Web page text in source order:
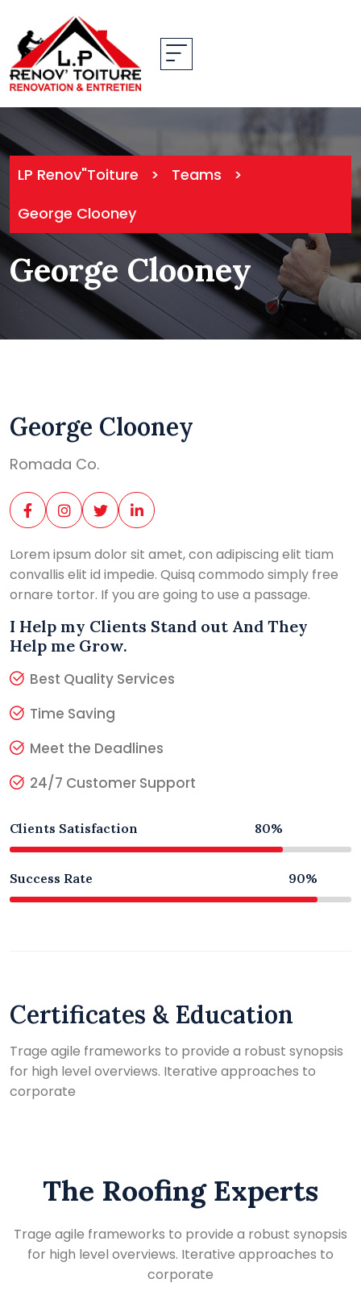
content
LP Renov"Toiture > Teams
>
George Clooney
George Clooney
George Clooney
Romada Co.
Lorem ipsum dolor sit amet, con adipiscing elit tiam
convallis elit id impedie. Quisq commodo simply free
ornare tortor. If you are going to use a passage.
I Help my Clients Stand out And They
Help me Grow.
Best Quality Services
Time Saving
Meet the Deadlines
24/7 Customer Support
Clients Satisfaction 80%
Success Rate 90%
Certificates & Education
Trage agile frameworks to provide a robust synopsis
for high level overviews. Iterative approaches to
corporate
The Roofing Experts
Trage agile frameworks to provide a robust synopsis
for high level overviews. Iterative approaches to
corporate